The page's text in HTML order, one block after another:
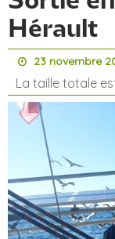
Hérault
23 novembre
La taille totale